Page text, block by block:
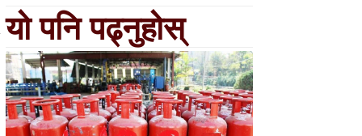
यो पनि पढ्नुहोस्